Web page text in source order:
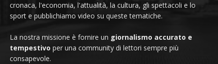
cronaca, l'economia, l'attualità, la cultura, gli spettacoli e lo
sport e pubblichiamo video su queste tematiche.
La nostra missione è fornire un giornalismo accurato e
tempestivo per una community di lettori sempre più
consapevole.